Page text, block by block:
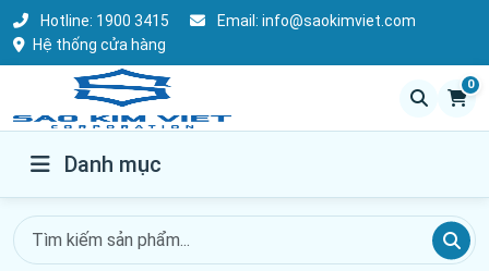
Hotline: 1900 3415 Email: info@saokimviet.com
Hệ thống cửa hàng
0
Danh mục